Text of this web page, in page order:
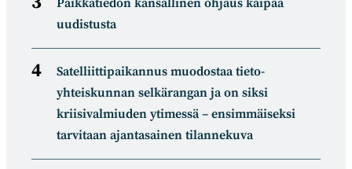
Paikkatiedon kansallinen ohjaus kaipaa
uudistusta
Satelliitti­paikannus muodostaa tieto­
yhteiskunnan selkä­rangan ja on siksi
kriisivalmiuden ytimessä – ensimmäiseksi
tarvitaan ajantasainen tilannekuva